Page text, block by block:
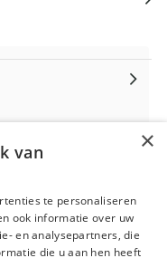
×
van
te personaliseren
ook informatie over uw
en analysepartners, die
die u aan hen heeft